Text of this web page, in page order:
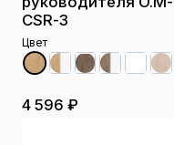
CSR-3
Цвет
4 596 ₽